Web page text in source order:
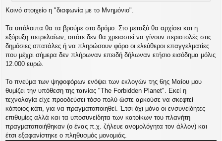
υ
Κοινό στοιχείο η "διαφωνία με το Μνημόνιο".
Τα υπόλοιπα θα τα βρούμε στο δρόμο. Στο μεταξύ θα αρχίσει και η
εξόρυξη πετρελαίων, οπότε δεν θα χρειαστεί να γίνουν περιστολές στις
δημόσιες σπατάλες ή να πληρώσουν φόρο οι ελεύθεροι επαγγελματίες
που μέχρι σήμερα δεν πλήρωναν επειδή δήλωναν ετήσιο εισόδημα μόλις
12.000 ευρώ.
Το πνεύμα των ψηφοφόρων ενόψει των εκλογών της 6ης Μαίου μου
θυμίζει την υπόθεση της ταινίας "The Forbidden Planet". Εκεί η
τεχνολογία είχε προοδεύσει τόσο πολύ ώστε αρκούσε να σκεφτεί
κάποιος κάτι, για να πραγματοποιηθεί. Έτσι όχι μόνο οι ενσυνείδητες
επιθυμίες αλλά και τα υποσυνείδητα των κατοίκων του πλανήτη
πραγματοποιήθηκαν (ο ένας π.χ. ζήλευε ανομολόγητα τον άλλον) και
έτσι εξαφανίστηκε ο πληθυσμός μονομιάς.